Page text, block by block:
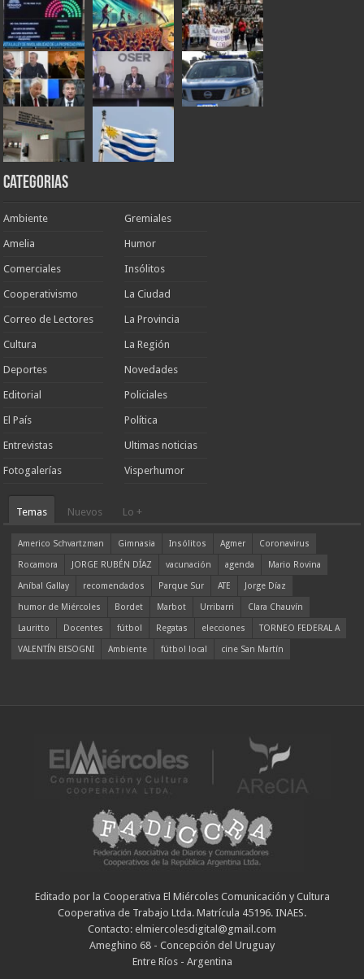
Categorias
Ambiente
Amelia
Comerciales
Cooperativismo
Correo de Lectores
Cultura
Deportes
Editorial
El País
Entrevistas
Fotogalerías
Gremiales
Humor
Insólitos
La Ciudad
La Provincia
La Región
Novedades
Policiales
Política
Ultimas noticias
Visperhumor
Temas Nuevos Lo +
Americo Schvartzman Gimnasia Insólitos Agmer
Coronavirus
Rocamora
JORGE RUBÉN DÍAZ vacunación agenda
Mario Rovina
Aníbal Gallay
recomendados Parque Sur ATE
Jorge Díaz
humor de Miércoles
Bordet Marbot Urribarri
Clara Chauvín
Lauritto
Docentes fútbol Regatas elecciones
TORNEO FEDERAL A
VALENTÍN BISOGNI
Ambiente fútbol local cine San Martín
Editado por la Cooperativa El Miércoles Comunicación y Cultura
Cooperativa de Trabajo Ltda. Matrícula 45196. INAES.
Contacto: elmiercolesdigital@gmail.com
Ameghino 68 - Concepción del Uruguay
Entre Ríos - Argentina